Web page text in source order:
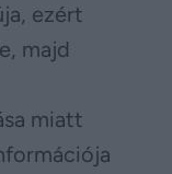
ezért
majd
miatt